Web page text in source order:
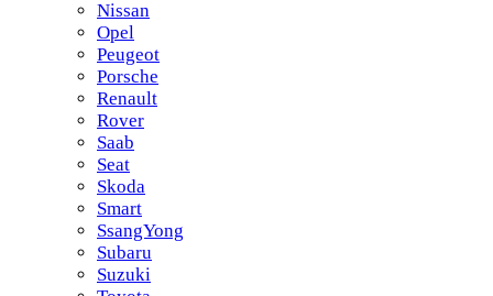
Nissan
Opel
Peugeot
Porsche
Renault
Rover
Saab
Seat
Skoda
Smart
SsangYong
Subaru
Suzuki